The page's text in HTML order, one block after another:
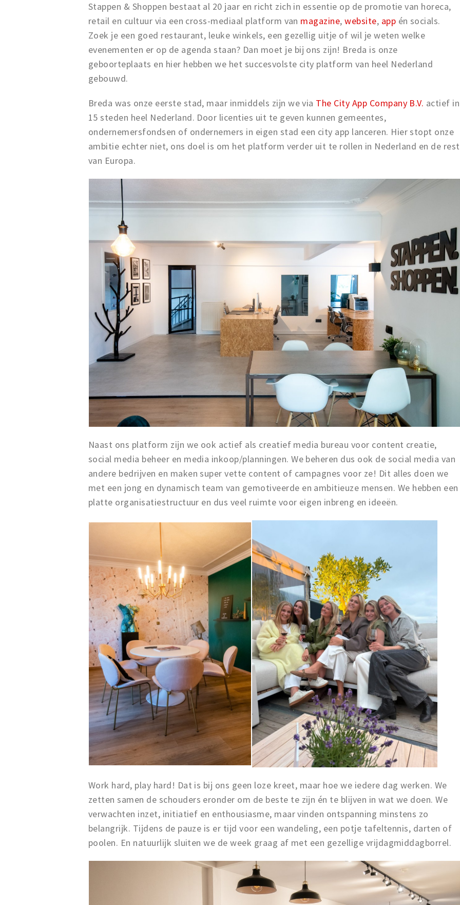
Stappen & Shoppen bestaat al 20 jaar en richt zich in essentie op de promotie van horeca,
retail en cultuur via een cross-mediaal platform van magazine,website, app én socials.
Zoek je een goed restaurant, leuke winkels, een gezellig uitje of wil je weten welke
evenementen er op de agenda staan? Dan moet je bij ons zijn! Breda is onze
geboorteplaats en hier hebben we het succesvolste city platform van heel Nederland
gebouwd.
Breda was onze eerste stad, maar inmiddels zijn we via The City App Company B.V. actief in
15 steden heel Nederland. Door licenties uit te geven kunnen gemeentes,
ondernemersfondsen of ondernemers in eigen stad een city app lanceren. Hier stopt onze
ambitie echter niet, ons doel is om het platform verder uit te rollen in Nederland en de rest
van Europa.
Naast ons platform zijn we ook actief als creatief media bureau voor content creatie,
social media beheer en media inkoop/planningen. We beheren dus ook de social media van
andere bedrijven en maken super vette content of campagnes voor ze! Dit alles doen we
met een jong en dynamisch team van gemotiveerde en ambitieuze mensen. We hebben een
platte organisatiestructuur en dus veel ruimte voor eigen inbreng en ideeën.
Work hard, play hard! Dat is bij ons geen loze kreet, maar hoe we iedere dag werken. We
zetten samen de schouders eronder om de beste te zijn én te blijven in wat we doen. We
verwachten inzet, initiatief en enthousiasme, maar vinden ontspanning minstens zo
belangrijk. Tijdens de pauze is er tijd voor een wandeling, een potje tafeltennis, darten of
poolen. En natuurlijk sluiten we de week graag af met een gezellige vrijdagmiddagborrel.